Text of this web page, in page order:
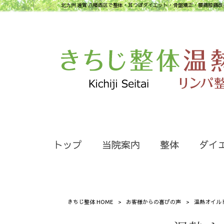
北九州 遠賀 八幡西区で整体・耳つぼダイエット・骨盤矯正・腰痛膝痛改
トップ 当院案内 整体 ダイ
きちじ整体 HOME > お客様からの喜びの声 > 温熱オイル